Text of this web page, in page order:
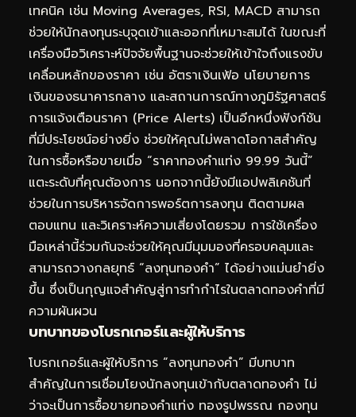
เทคนิค เช่น Moving Averages, RSI, MACD สามารถ
ช่วยให้นักลงทุนระบุจุดเข้าและออกที่เหมาะสมได้ ในขณะที่
เครื่องมือวิเคราะห์ปัจจัยพื้นฐานจะช่วยให้เข้าใจถึงแรงขับ
เคลื่อนหลักของราคา เช่น อัตราเงินเฟ้อ นโยบายการ
เงินของธนาคารกลาง และสถานการณ์ทางภูมิรัฐศาสตร์
การแจ้งเตือนราคา (Price Alerts) เป็นอีกหนึ่งฟังก์ชัน
ที่มีประโยชน์อย่างยิ่ง ช่วยให้คุณไม่พลาดโอกาสสำคัญ
ในการซื้อหรือขายเมื่อ “ราคาทองคำแท่ง 99.99 วันนี้”
แตะระดับที่คุณต้องการ นอกจากนี้ยังมีแอปพลิเคชันที่
ช่วยในการบริหารจัดการพอร์ตการลงทุน ติดตามผล
ตอบแทน และวิเคราะห์ความเสี่ยงโดยรวม การใช้เครื่อง
มือเหล่านี้ร่วมกันจะช่วยให้คุณมีมุมมองที่ครอบคลุมและ
สามารถวางกลยุทธ์ “ลงทุนทองคำ” ได้อย่างแม่นยำยิ่ง
ขึ้น ซึ่งเป็นกุญแจสำคัญสู่การทำกำไรในตลาดทองคำที่มี
ความผันผวน
บทบาทของโบรกเกอร์และผู้ให้บริการ
โบรกเกอร์และผู้ให้บริการ “ลงทุนทองคำ” มีบทบาท
สำคัญในการเชื่อมโยงนักลงทุนเข้ากับตลาดทองคำ ไม่
ว่าจะเป็นการซื้อขายทองคำแท่ง ทองรูปพรรณ กองทุน